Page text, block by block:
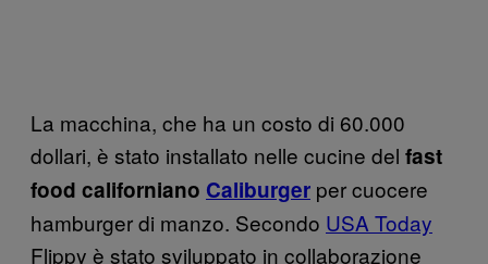
La macchina, che ha un costo di 60.000
dollari, è stato installato nelle cucine del fast
food californiano Caliburger per cuocere
hamburger di manzo. Secondo USA Today
Flippy è stato sviluppato in collaborazione